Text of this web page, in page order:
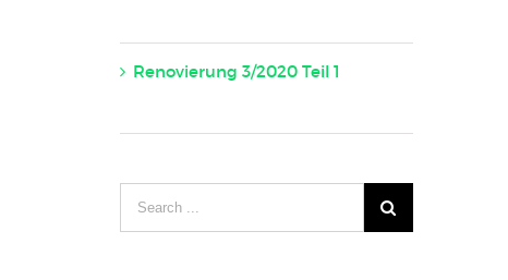
Renovierung 3/2020 Teil 1